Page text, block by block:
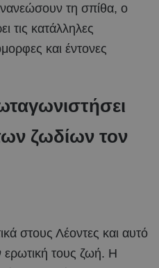
τη σπίθα, ο
τις κατάλληλες
και έντονες
ζωδίων τον
στους Λέοντες και αυτό
ερωτική τους ζωή. Η